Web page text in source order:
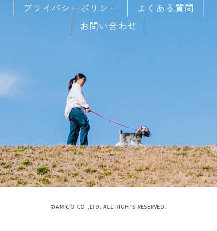
プライバシーポリシー
よくある質問
お問い合わせ
©AMIGO CO.,LTD. ALL RIGHTS RESERVED.